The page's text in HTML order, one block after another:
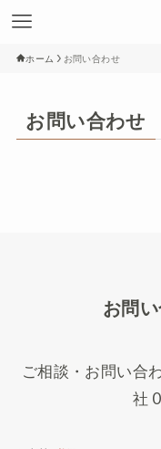
ホーム お問い合わせ
お問い合わせ
お問
ご相談・お問い合
社